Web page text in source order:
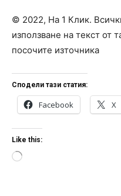
© 2022, На 1 Клик.
използване на текст от
посочите източника
Сподели тази статия:
Facebook X
Like this:
L